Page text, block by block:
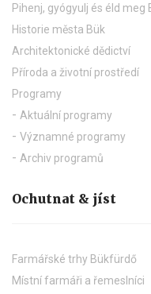
Pihenj, gyógyulj és éld meg
Historie města Bük
Architektonické dědictví
Příroda a životní prostředí
Programy
Aktuální programy
Významné programy
Archiv programů
Ochutnat & jíst
Farmářské trhy Bükfürdő
Místní farmáři a řemeslníci